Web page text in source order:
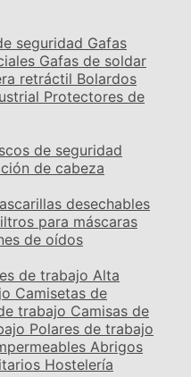
seguridad Gafas
Gafas de soldar
retráctil Bolardos
Protectores de
de seguridad
de cabeza
desechables
para máscaras
de oídos
de trabajo Alta
Camisetas de
trabajo Camisas de
Polares de trabajo
Abrigos
Hostelería